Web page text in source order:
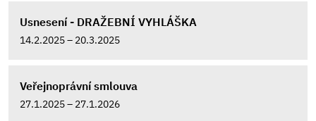
Usnesení - DRAŽEBNÍ VYHLÁŠKA
14.2.2025 – 20.3.2025
Veřejnoprávní smlouva
27.1.2025 – 27.1.2026